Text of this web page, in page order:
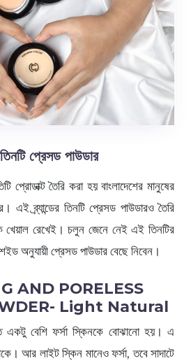
তিনটি প্রেসড পাউডার
প্রোডাক্ট তৈরি করা হয় বাংলাদেশের মানুষের
এই ব্র্যান্ডের তিনটি প্রেসড পাউডারও তৈরি
খেয়াল রেখেই। চলুন জেনে নেই এই তিনটির
অনুযায়ী প্রেসড পাউডার বেছে নিবেন।
AND PORELESS
Light Natural
একটু বেশি ফর্সা স্কিনকে বোঝানো হয়। এ
আর লাইট স্কিন মানেও ফর্সা, তবে সাদাটে